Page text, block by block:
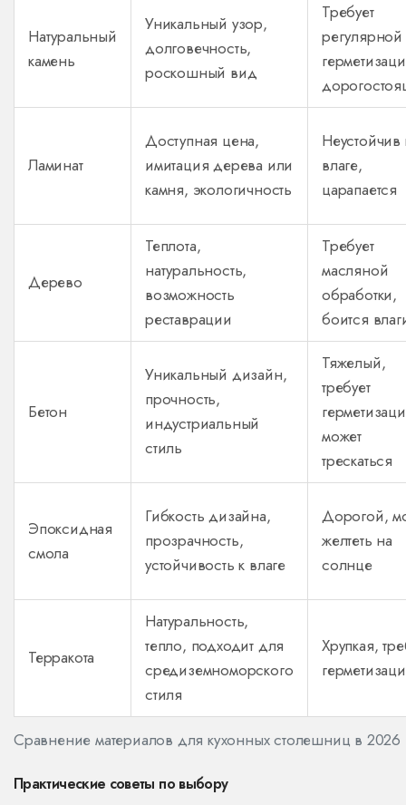
Сравнение материалов для кухонных столешниц в 2026
Натуральный
камень
Уникальный узор,
долговечность,
роскошный вид
Требует
регулярной
Ламинат
Доступная цена,
имитация дерева или
камня, экологичность
Неустойчив
влаге,
царапается
Дерево
Теплота,
натуральность,
возможность
реставрации
Требует
масляной
обработки,
боится
Бетон
Уникальный дизайн,
прочность,
индустриальный
стиль
Тяжелый,
требует
может
трескаться
Эпоксидная
смола
Гибкость дизайна,
прозрачность,
устойчивость к влаге
Дорогой,
желтеть на
солнце
Терракота
Натуральность,
тепло, подходит для
средиземноморского
стиля
Хрупкая,
Практические советы по выбору